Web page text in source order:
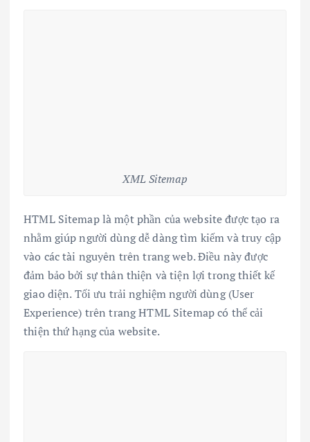
XML Sitemap
HTML Sitemap là một phần của website được tạo ra
nhằm giúp người dùng dễ dàng tìm kiếm và truy cập
vào các tài nguyên trên trang web. Điều này được
đảm bảo bởi sự thân thiện và tiện lợi trong thiết kế
giao diện. Tối ưu trải nghiệm người dùng (User
Experience) trên trang HTML Sitemap có thể cải
thiện thứ hạng của website.